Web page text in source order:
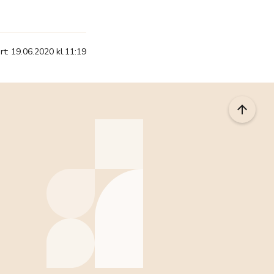
19.06.2020 kl.11:19
arrow_upward